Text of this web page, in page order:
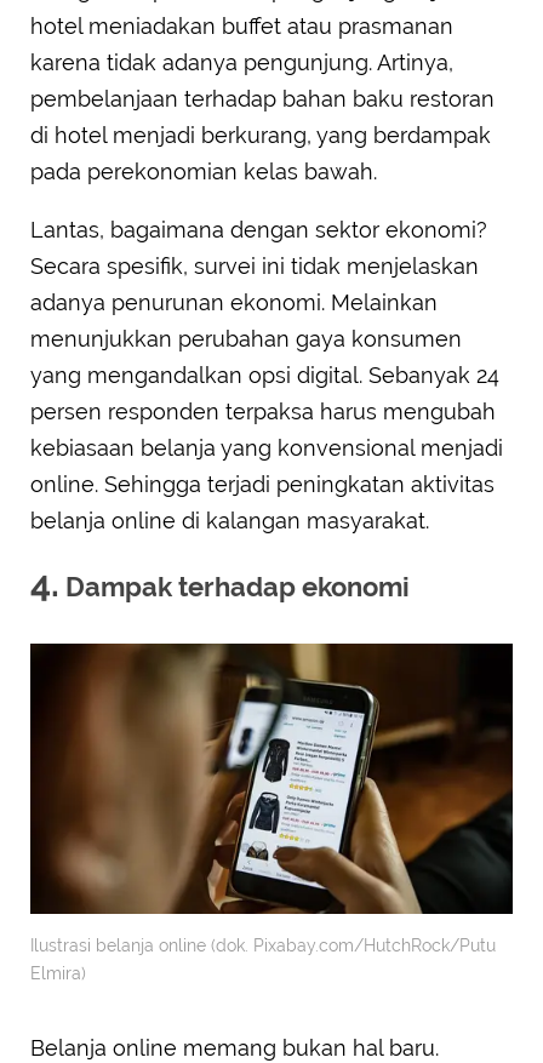
hotel meniadakan buffet atau prasmanan
karena tidak adanya pengunjung. Artinya,
pembelanjaan terhadap bahan baku restoran
di hotel menjadi berkurang, yang berdampak
pada perekonomian kelas bawah.
Lantas, bagaimana dengan sektor ekonomi?
Secara spesifik, survei ini tidak menjelaskan
adanya penurunan ekonomi. Melainkan
menunjukkan perubahan gaya konsumen
yang mengandalkan opsi digital. Sebanyak 24
persen responden terpaksa harus mengubah
kebiasaan belanja yang konvensional menjadi
online. Sehingga terjadi peningkatan aktivitas
belanja online di kalangan masyarakat.
4. Dampak terhadap ekonomi
Ilustrasi belanja online (dok. Pixabay.com/HutchRock/Putu
Elmira)
Belanja online memang bukan hal baru.